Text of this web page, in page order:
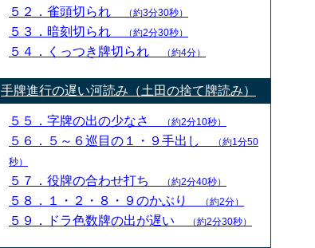
５２．雀頭切られ （約3分30秒）
５３．暗刻切られ （約2分30秒）
５４．くっつき牌切られ （約4分）
手牌進行の遅い河読み（土田の捨て牌読み）
５５．字牌の出の少なさ （約2分10秒）
５６．５～６巡目の１・９手出し
（約1分50
秒）
５７．役牌の合わせ打ち （約2分40秒）
５８．１・２・８・９のかぶり （約2分）
５９．ドラ色数牌の出が遅い （約2分30秒）